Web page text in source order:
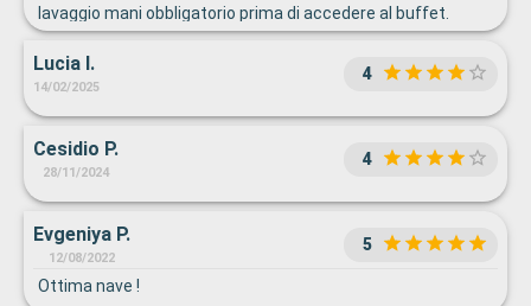
lavaggio mani obbligatorio prima di accedere al buffet.
Lucia I.
14/02/2025
4
Cesidio P.
28/11/2024
4
Evgeniya P.
12/08/2022
5
Ottima nave !